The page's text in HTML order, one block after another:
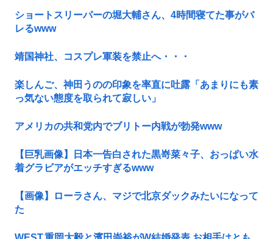
ショートスリーパーの堀大輔さん、4時間寝てた事がバ
レるwww
靖国神社、コスプレ軍装を禁止へ・・・
楽しんご、神田うのの印象を率直に吐露「あまりにも素
っ気ない態度を取られて寂しい」
アメリカの共和党内でブリトー内戦が勃発www
【巨乳画像】日本一告白された黒嵜菜々子、おっぱい水
着グラビアがエッチすぎるwww
【画像】ローラさん、マジで北京ダックみたいになって
た